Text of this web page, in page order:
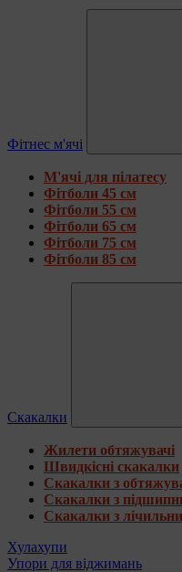
Фітнес м'ячі
М'ячі для пілатесу
Фітболи 45 см
Фітболи 55 см
Фітболи 65 см
Фітболи 75 см
Фітболи 85 см
Скакалки
Жилети обтяжувачі
Швидкісні скакалки
Скакалки з
Скакалки з
Скакалки з
Хулахупи
Упори для віджимань